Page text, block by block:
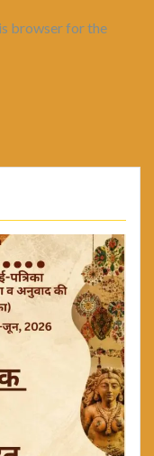
browser for the